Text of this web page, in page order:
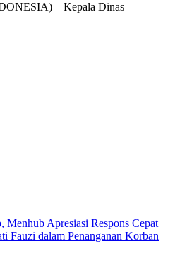
– Kepala Dinas
Menhub Apresiasi Respons Cepat
Fauzi dalam Penanganan Korban